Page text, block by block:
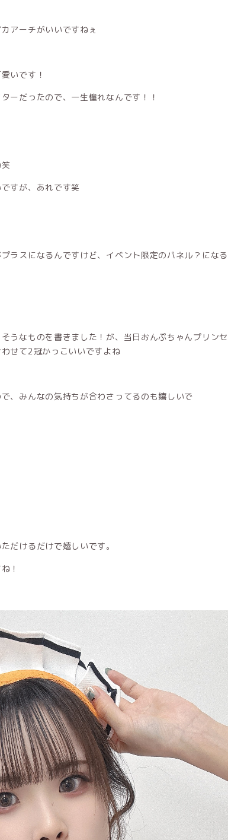
アーチがいいですねぇ
いです！
ーだったので、一生憧れなんです！！
すが、あれです笑
ラスになるんですけど、イベント限定のパネル？になる
うなものを書きました！が、当日おんぷちゃんプリンセ
せて2冠かっこいいですよね
、みんなの気持ちが合わさってるのも嬉しいで
だけるだけで嬉しいです。
！